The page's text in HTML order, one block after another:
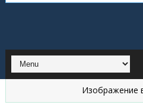
Изображение в